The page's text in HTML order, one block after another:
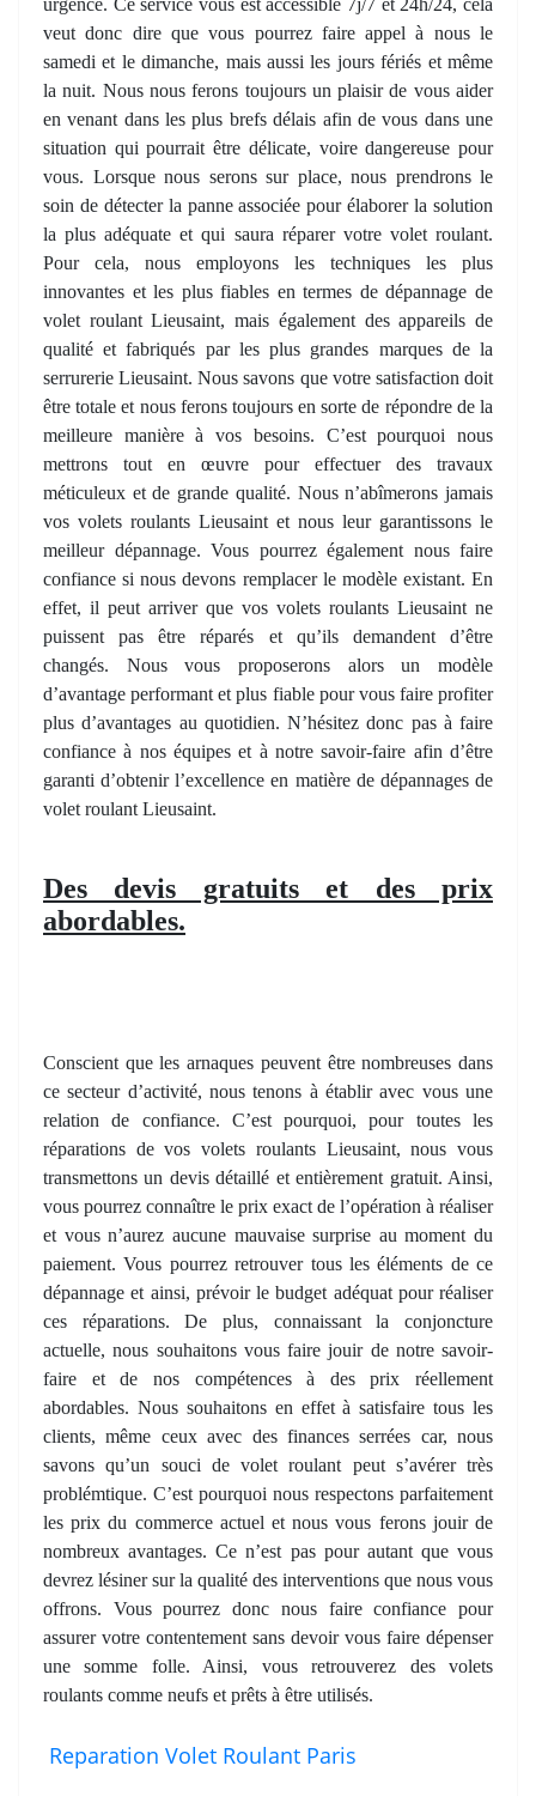
urgence. Ce service vous est accessible 7j/7 et 24h/24, cela
veut donc dire que vous pourrez faire appel à nous le
samedi et le dimanche, mais aussi les jours fériés et même
la nuit. Nous nous ferons toujours un plaisir de vous aider
en venant dans les plus brefs délais afin de vous dans une
situation qui pourrait être délicate, voire dangereuse pour
vous. Lorsque nous serons sur place, nous prendrons le
soin de détecter la panne associée pour élaborer la solution
la plus adéquate et qui saura réparer votre volet roulant.
Pour cela, nous employons les techniques les plus
innovantes et les plus fiables en termes de dépannage de
volet roulant Lieusaint, mais également des appareils de
qualité et fabriqués par les plus grandes marques de la
serrurerie Lieusaint. Nous savons que votre satisfaction doit
être totale et nous ferons toujours en sorte de répondre de la
meilleure manière à vos besoins. C’est pourquoi nous
mettrons tout en œuvre pour effectuer des travaux
méticuleux et de grande qualité. Nous n’abîmerons jamais
vos volets roulants Lieusaint et nous leur garantissons le
meilleur dépannage. Vous pourrez également nous faire
confiance si nous devons remplacer le modèle existant. En
effet, il peut arriver que vos volets roulants Lieusaint ne
puissent pas être réparés et qu’ils demandent d’être
changés. Nous vous proposerons alors un modèle
d’avantage performant et plus fiable pour vous faire profiter
plus d’avantages au quotidien. N’hésitez donc pas à faire
confiance à nos équipes et à notre savoir-faire afin d’être
garanti d’obtenir l’excellence en matière de dépannages de
volet roulant Lieusaint.
Des devis gratuits et des prix
abordables.
Conscient que les arnaques peuvent être nombreuses dans
ce secteur d’activité, nous tenons à établir avec vous une
relation de confiance. C’est pourquoi, pour toutes les
réparations de vos volets roulants Lieusaint, nous vous
transmettons un devis détaillé et entièrement gratuit. Ainsi,
vous pourrez connaître le prix exact de l’opération à réaliser
et vous n’aurez aucune mauvaise surprise au moment du
paiement. Vous pourrez retrouver tous les éléments de ce
dépannage et ainsi, prévoir le budget adéquat pour réaliser
ces réparations. De plus, connaissant la conjoncture
actuelle, nous souhaitons vous faire jouir de notre savoir-
faire et de nos compétences à des prix réellement
abordables. Nous souhaitons en effet à satisfaire tous les
clients, même ceux avec des finances serrées car, nous
savons qu’un souci de volet roulant peut s’avérer très
problémtique. C’est pourquoi nous respectons parfaitement
les prix du commerce actuel et nous vous ferons jouir de
nombreux avantages. Ce n’est pas pour autant que vous
devrez lésiner sur la qualité des interventions que nous vous
offrons. Vous pourrez donc nous faire confiance pour
assurer votre contentement sans devoir vous faire dépenser
une somme folle. Ainsi, vous retrouverez des volets
roulants comme neufs et prêts à être utilisés.
Reparation Volet Roulant Paris